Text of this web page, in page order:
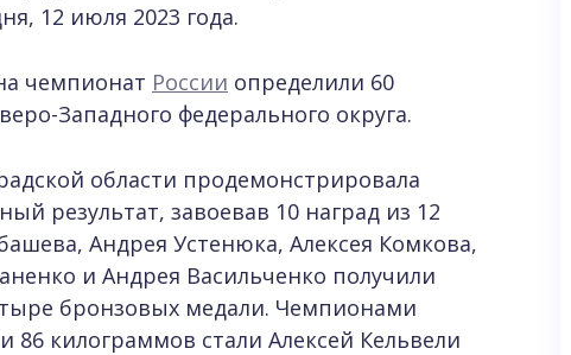
12 июля 2023 года.
чемпионат России определили 60
Западного федерального округа.
области продемонстрировала
результат, завоевав 10 наград из 12
Андрея Устенюка, Алексея Комкова,
и Андрея Васильченко получили
бронзовых медали. Чемпионами
86 килограммов стали Алексей Кельвели